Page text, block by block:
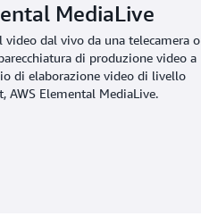
MediaLive
video dal vivo da una telecamera o
di produzione video a
di elaborazione video di livello
AWS Elemental MediaLive.